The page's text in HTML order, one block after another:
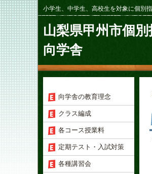
小学生、中学生、高校生を対象に個別
山梨県甲州市個
向学舎
向学舎の教育理念
クラス編成
各コース授業料
定期テスト・入試対策
各種講習会